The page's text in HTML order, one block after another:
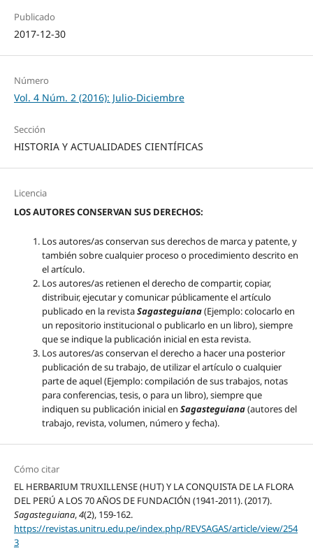
Publicado
2017-12-30
Número
Vol. 4 Núm. 2 (2016): Julio-Diciembre
Sección
HISTORIA Y ACTUALIDADES CIENTÍFICAS
Licencia
LOS AUTORES CONSERVAN SUS DERECHOS:
Los autores/as conservan sus derechos de marca y patente, y
también sobre cualquier proceso o procedimiento descrito en
el artículo.
Los autores/as retienen el derecho de compartir, copiar,
distribuir, ejecutar y comunicar públicamente el artículo
publicado en la revistaSagasteguiana(Ejemplo: colocarlo en
un repositorio institucional o publicarlo en un libro), siempre
que se indique la publicación inicial en esta revista.
Los autores/as conservan el derecho a hacer una posterior
publicación de su trabajo, de utilizar el artículo o cualquier
parte de aquel (Ejemplo: compilación de sus trabajos, notas
para conferencias, tesis, o para un libro), siempre que
indiquen su publicación inicial en Sagasteguiana(autores del
trabajo, revista, volumen, número y fecha).
Cómo citar
EL HERBARIUM TRUXILLENSE (HUT) Y LA CONQUISTA DE LA FLORA
DEL PERÚ A LOS 70 AÑOS DE FUNDACIÓN (1941-2011). (2017).
Sagasteguiana,4(2), 159-162.
https://revistas.unitru.edu.pe/index.php/REVSAGAS/article/view/254
3